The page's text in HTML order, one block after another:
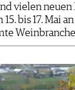
vielen neuen
bis 17. Mai